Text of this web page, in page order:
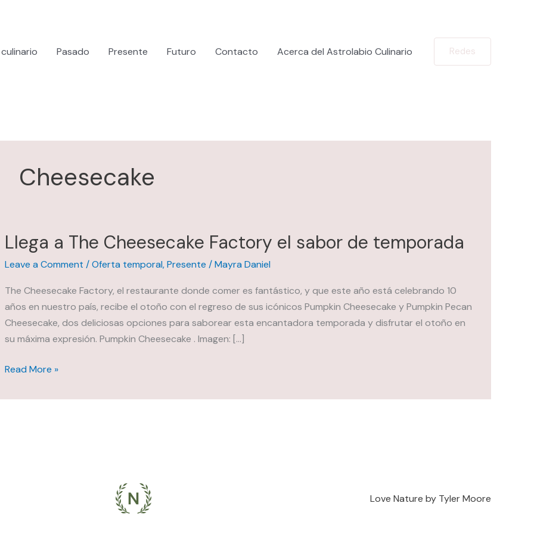
Pasado Presente Futuro Contacto Acerca del Astrolabio Culinario Redes
Cheesecake
Llega a The Cheesecake Factory el sabor de temporada
Leave a Comment /Oferta temporal,Presente /Mayra Daniel
The Cheesecake Factory, el restaurante donde comer es fantástico, y que este año está celebrando 10
años en nuestro país, recibe el otoño con el regreso de sus icónicos Pumpkin Cheesecake y Pumpkin Pecan
Cheesecake, dos deliciosas opciones para saborear esta encantadora temporada y disfrutar el otoño en
su máxima expresión. Pumpkin Cheesecake . Imagen: […]
Llega
The
Read More »
Love Nature by Tyler Moore